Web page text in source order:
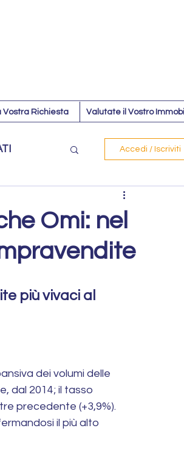
Vostra Richiesta Valutate il Vostro
Accedi / Iscriviti
Omi: nel
più vivaci al
dei volumi delle
dal 2014; il tasso
precedente (+3,9%).
il più alto